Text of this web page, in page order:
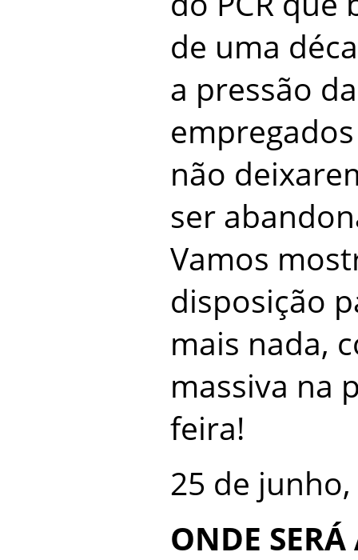
de uma
a pressão
não
ser
Vamos
disposição
mais nada,
massiva na
feira!
25 de
ONDE